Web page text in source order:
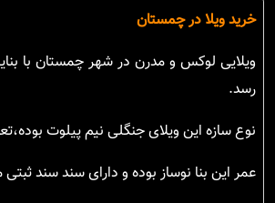
خرید ویلا در چمستان
رسد.
نوع سازه این ویلای جنگلی نیم پیلوت
عمر این بنا نوساز بوده و دارای سند سند